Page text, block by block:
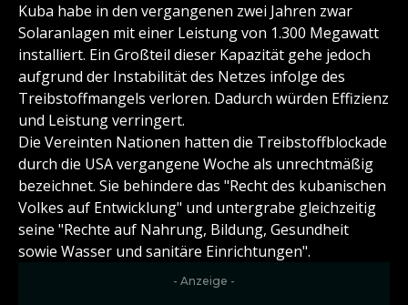
Kuba habe in den vergangenen zwei Jahren zwar
Solaranlagen mit einer Leistung von 1.300 Megawatt
installiert. Ein Großteil dieser Kapazität gehe jedoch
aufgrund der Instabilität des Netzes infolge des
Treibstoffmangels verloren. Dadurch würden Effizienz
und Leistung verringert.
Die Vereinten Nationen hatten die Treibstoffblockade
durch die USA vergangene Woche als unrechtmäßig
bezeichnet. Sie behindere das "Recht des kubanischen
Volkes auf Entwicklung" und untergrabe gleichzeitig
seine "Rechte auf Nahrung, Bildung, Gesundheit
sowie Wasser und sanitäre Einrichtungen".
- Anzeige -